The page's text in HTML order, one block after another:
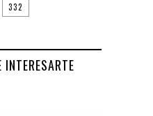
332
INTERESARTE